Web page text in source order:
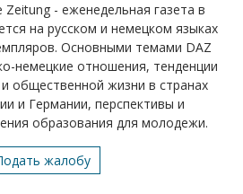
Zeitung - еженедельная газета в
на русском и немецком языках
Основными темами DAZ
немецкие отношения, тенденции
общественной жизни в странах
и Германии, перспективы и
образования для молодежи.
жалобу